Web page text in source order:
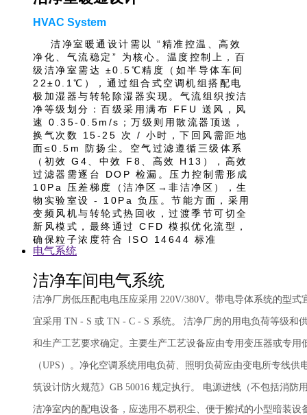
HVAC System
洁净室暖通设计需以 “精准控温、高效
净化、气流稳定” 为核心。温度控制上，百
级洁净室需达 ±0.5℃精度（如半导体车间
22±0.1℃），通过组合式空调机组搭配电
极加湿器与转轮除湿器实现。气流组织按洁
净等级划分：百级采用满布 FFU 送风，风
速 0.35-0.5m/s；万级则用散流器顶送，
换气次数 15-25 次 / 小时，下回风需距地
面≤0.5m 防扬尘。空气过滤遵循三级体系
（初效 G4、中效 F8、高效 H13），高效
过滤器需逐台 DOP 检漏。压力控制需形成
10Pa 压差梯度（洁净区→非洁净区），生
物实验室设 - 10Pa 负压。节能方面，采用
变频风机与转轮式热回收，过渡季节可切全
新风模式，最终通过 CFD 模拟优化流型，
确保粒子浓度符合 ISO 14644 标准
电气系统
洁净车间电气系统
洁净厂房低压配电电压应采用 220V/380V。带电导体系统的型
宜采用 TN - S 或 TN - C - S 系统。 洁净厂房的用电负荷等级和
和生产工艺要求确定。主要生产工艺设备应由专用变压器或专
（UPS）。净化空调系统用电负荷、照明负荷应由变电所专线
筑设计防火规范》GB 50016 规定执行。 电源进线（不包括消
洁净室内的配电设备，应选用不易积尘、便于擦拭的小型暗装